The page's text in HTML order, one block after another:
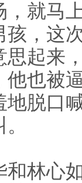
，就马
孩，这
思起来
他也被
地脱口
和林心